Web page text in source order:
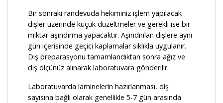
Bir sonraki randevuda hekiminiz işlem yapılacak
dişler üzerinde küçük düzeltmeler ve gerekli ise bir
miktar aşındırma yapacaktır. Aşındırılan dişlere aynı
gün içerisinde geçici kaplamalar sıklıkla uygulanır.
Diş preparasyonu tamamlandıktan sonra ağız ve
diş ölçünüz alınarak laboratuvara gönderilir.
Laboratuvarda laminelerin hazırlanması, diş
sayısına bağlı olarak genellikle 5-7 gün arasında